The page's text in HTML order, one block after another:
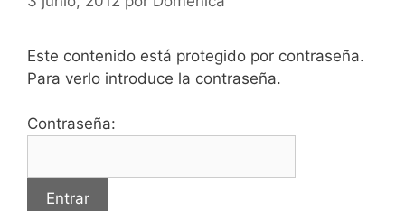
Este contenido está protegido por contraseña.
Para verlo introduce la contraseña.
Contraseña: